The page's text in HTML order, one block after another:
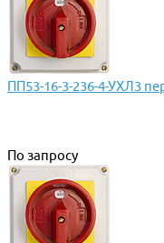
ПП53-16-3-236-4-УХЛ3
По запросу